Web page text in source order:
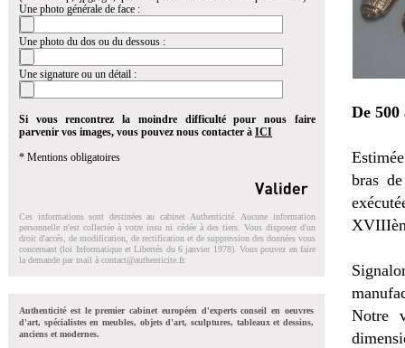
Une photo générale de face :
Une photo du dos ou du dessous :
Une signature ou un détail :
Si vous rencontrez la moindre difficulté pour nous faire
parvenir vos images, vous pouvez nous contacter à ICI
* Mentions obligatoires
Ces informations sont destinées au cabinet Authenticité. Aucune information
personnelle n'est collectée à votre insu ni cédée à des tiers. Vous disposez d'un
droit d'accés, de modification, de rectification et de suppression des données vous
concernant (loi Informatique et Libertés du 6 janvier 1978). Vous pouvez en faire
la demande par mail à contact@authenticite.fr.
Authenticité est le premier cabinet européen d'experts conseil en oeuvres
d'art, spécialistes en meubles, objets d'art, sculptures, tableaux et dessins,
anciens et modernes.
De 500
bras
Notre